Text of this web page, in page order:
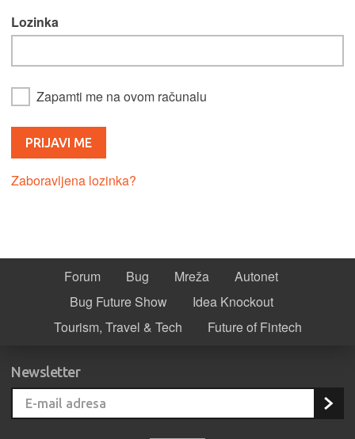
Lozinka
Zapamti me na ovom računalu
Zaboravljena lozinka?
Forum Bug Mreža
Autonet
Bug Future Show
Idea Knockout
Tourism, Travel & Tech
Future of Fintech
Newsletter